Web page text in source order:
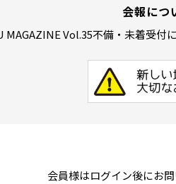
会報につ
MAGAZINE Vol.35不備・未着受付
会員様はログイン後にお問